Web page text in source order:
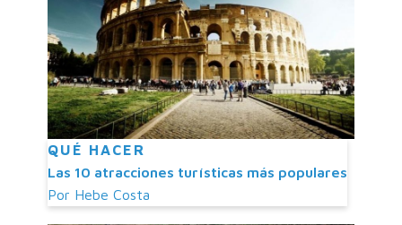
QUÉ HACER
Las 10 atracciones turísticas más populares
Por Hebe Costa